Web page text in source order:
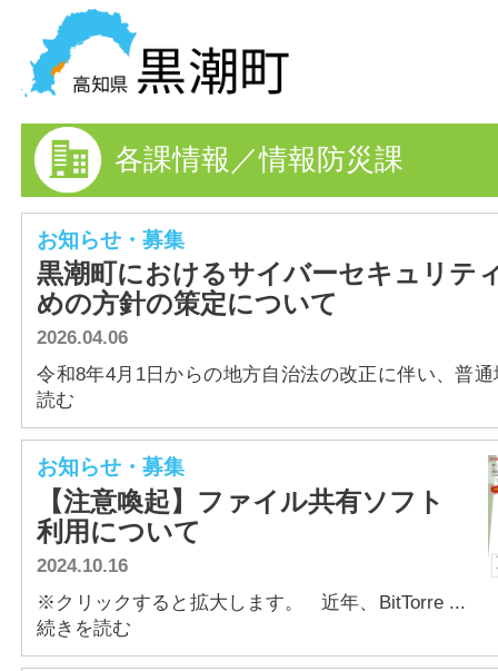
HOME
まちの情報
各課情報
事業者の方へ
FAQ
アクセス
黒潮町の情報を探す
各課情報／情報防災課
お知らせ・募集
黒潮町におけるサイバーセキュリテ
めの方針の策定について
2026.04.06
令和8年4月1日からの地方自治法の改正に伴い、普
読む
お知らせ・募集
【注意喚起】ファイル共有ソフト
利用について
2024.10.16
※クリックすると拡大します。 近年、BitTorre ...
続きを読む